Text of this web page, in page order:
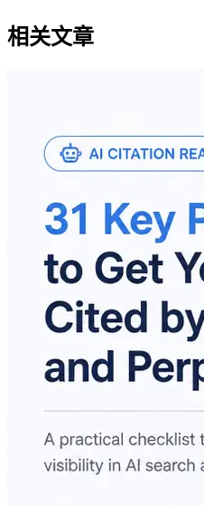
相关文章